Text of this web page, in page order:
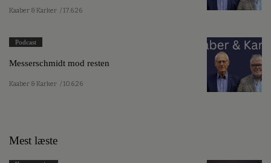
Kaaber & Karker / 17.6.26
Podcast
Messerschmidt mod resten
Kaaber & Karker / 10.6.26
Mest læste